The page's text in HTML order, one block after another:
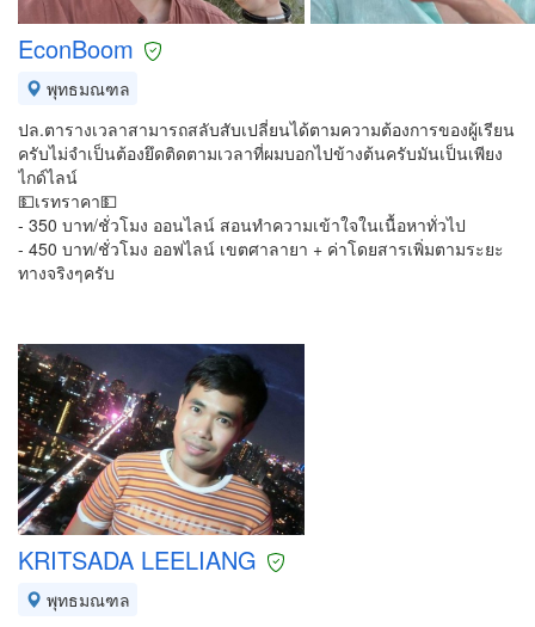
EconBoom
พุทธมณฑล
ปล.ตารางเวลาสามารถสลับสับเปลี่ยนได้ตามความต้องการของผู้เรียน
ครับไม่จำเป็นต้องยึดติดตามเวลาที่ผมบอกไปข้างต้นครับมันเป็นเพียง
ไกด์ไลน์
💵เรทราคา💵
- 350 บาท/ชั่วโมง ออนไลน์ สอนทำความเข้าใจในเนื้อหาทั่วไป
- 450 บาท/ชั่วโมง ออฟไลน์ เขตศาลายา + ค่าโดยสารเพิ่มตามระยะ
ทางจริงๆครับ
KRITSADA LEELIANG
พุทธมณฑล